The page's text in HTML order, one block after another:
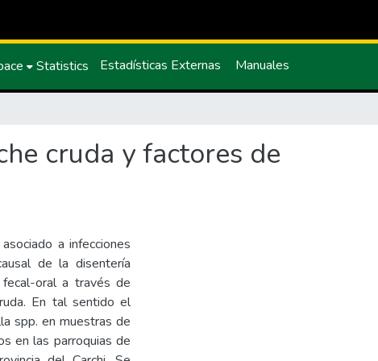
Statistics Estadísticas Externas Manuales
cruda y factores de
a infecciones
de la disentería
fecal-oral a través de
En tal sentido el
spp. en muestras de
en las parroquias de